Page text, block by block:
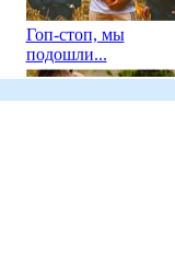
Гоп-стоп, мы
подошли...